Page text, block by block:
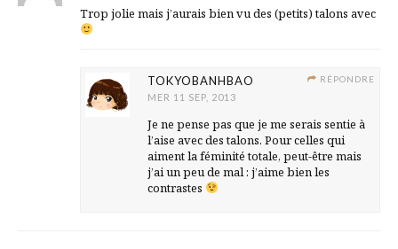
Trop jolie mais j’aurais bien vu des (petits) talons avec
RÉPONDRE
TOKYOBANHBAO
MER 11 SEP, 2013
Je ne pense pas que je me serais sentie à
l’aise avec des talons. Pour celles qui
aiment la féminité totale, peut-être mais
j’ai un peu de mal : j’aime bien les
contrastes